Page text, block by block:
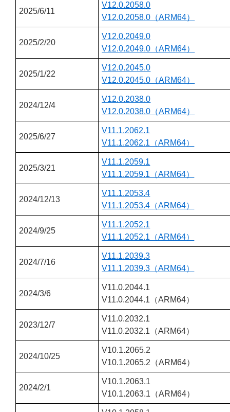
2025/6/11
V12.0.2058.0
V12.0.2058.0（ARM64）
2025/2/20
V12.0.2049.0
V12.0.2049.0（ARM64）
2025/1/22
V12.0.2045.0
V12.0.2045.0（ARM64）
2024/12/4
V12.0.2038.0
V12.0.2038.0（ARM64）
2025/6/27
V11.1.2062.1
V11.1.2062.1（ARM64）
2025/3/21
V11.1.2059.1
V11.1.2059.1（ARM64）
2024/12/13
V11.1.2053.4
V11.1.2053.4（ARM64）
2024/9/25
V11.1.2052.1
V11.1.2052.1（ARM64）
2024/7/16
V11.1.2039.3
V11.1.2039.3（ARM64）
2024/3/6
V11.0.2044.1
V11.0.2044.1（ARM64）
2023/12/7
V11.0.2032.1
V11.0.2032.1（ARM64）
2024/10/25
V10.1.2065.2
V10.1.2065.2（ARM64）
2024/2/1
V10.1.2063.1
V10.1.2063.1（ARM64）